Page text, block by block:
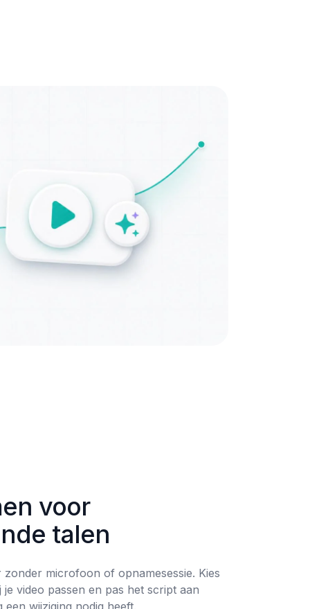
voor
talen
microfoon of opnamesessie. Kies
je video passen en pas het script aan
wijziging nodig heeft.